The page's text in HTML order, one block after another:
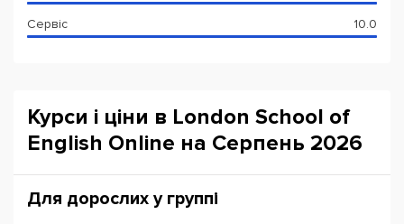
Сервіс 10.0
Курси і ціни в London School of
English Online на Серпень 2026
Для дорослих у группі